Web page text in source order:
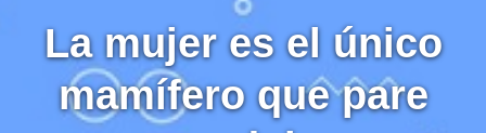
La mujer es el único
mamífero que pare